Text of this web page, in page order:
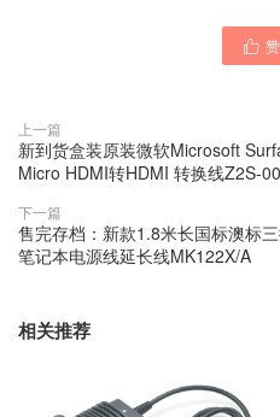

上一篇
新到货盒装原装微软Microsoft
Micro HDMI转HDMI 转换线Z2S-
下一篇
售完存档：新款1.8米长国标澳标
笔记本电源线延长线MK122X/A
相关推荐